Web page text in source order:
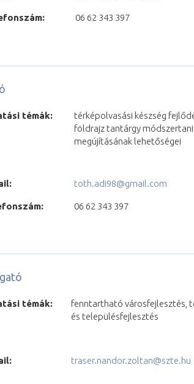
06 62 343 397
témák:
térképolvasási készség
földrajz tantárgy módszertani
megújításának lehetőségei
toth.adi98@gmail.com
06 62 343 397
témák:
fenntartható városfejlesztés,
és településfejlesztés
traser.nandor.zoltan@szte.hu